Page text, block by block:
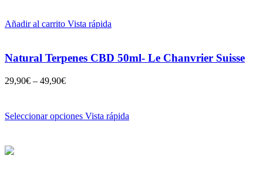
Añadir al carrito Vista rápida
Natural Terpenes CBD 50ml- Le Chanvrier Suisse
29,90€ – 49,90€
Seleccionar opciones Vista rápida